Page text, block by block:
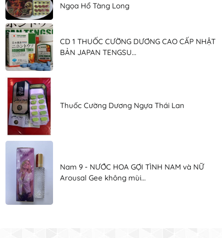
Ngọa Hổ Tàng Long
CD 1 THUỐC CƯỜNG DƯƠNG CAO CẤP NHẬT
BẢN JAPAN TENGSU...
Thuốc Cường Dương Ngựa Thái Lan
Nam 9 - NƯỚC HOA GỢI TÌNH NAM và NỮ
Arousal Gee không mùi...